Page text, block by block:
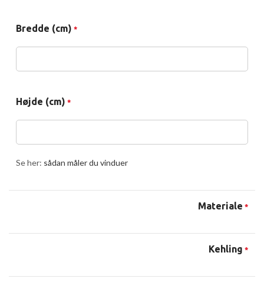
Bredde (cm) *
Højde (cm) *
Se her: sådan måler du vinduer
Materiale *
Kehling *